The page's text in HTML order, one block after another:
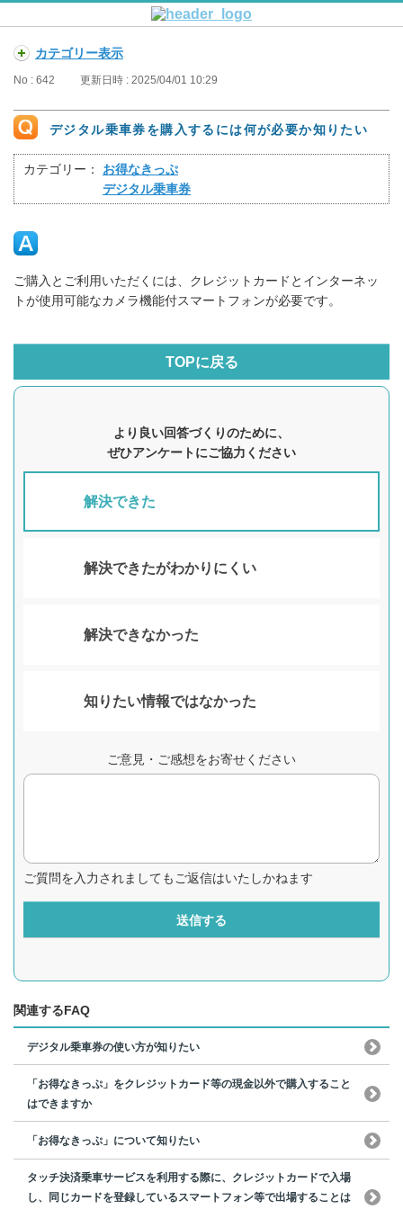
カテゴリー表示
No : 642 更新日時 : 2025/04/01 10:29
デジタル乗車券を購入するには何が必要か知りたい
カテゴリー：
お得なきっぷ
デジタル乗車券
ご購入とご利用いただくには、クレジットカードとインターネッ
トが使用可能なカメラ機能付スマートフォンが必要です。
TOPに戻る
より良い回答づくりのために、
ぜひアンケートにご協力ください
解決できた
解決できたがわかりにくい
解決できなかった
知りたい情報ではなかった
ご意見・ご感想をお寄せください
ご質問を入力されましてもご返信はいたしかねます
送信する
関連するFAQ
デジタル乗車券の使い方が知りたい
「お得なきっぷ」をクレジットカード等の現金以外で購入すること
はできますか
「お得なきっぷ」について知りたい
タッチ決済乗車サービスを利用する際に、クレジットカードで入場
し、同じカードを登録しているスマートフォン等で出場することは